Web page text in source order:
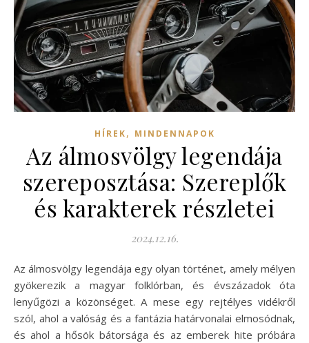
HÍREK, MINDENNAPOK
Az álmosvölgy legendája
szereposztása: Szereplők
és karakterek részletei
2024.12.16.
Az álmosvölgy legendája egy olyan történet, amely mélyen
gyökerezik a magyar folklórban, és évszázadok óta
lenyűgözi a közönséget. A mese egy rejtélyes vidékről
szól, ahol a valóság és a fantázia határvonalai elmosódnak,
és ahol a hősök bátorsága és az emberek hite próbára